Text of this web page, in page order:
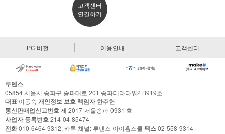
고객센터
연결하기
PC 버전 이용안내 고객센터
루덴스
05854 서울시 송파구 송파대로 201 송파테라타워2 B919호
대표 이동숙 개인정보 보호 책임자한주헌
통신판매업신고번호제 2017-서울송파-0931 호
사업자 등록번호214-04-85474
전화010-6464-9312, 카톡 채널: 루덴스 아이홈스쿨 팩스02-558-9314